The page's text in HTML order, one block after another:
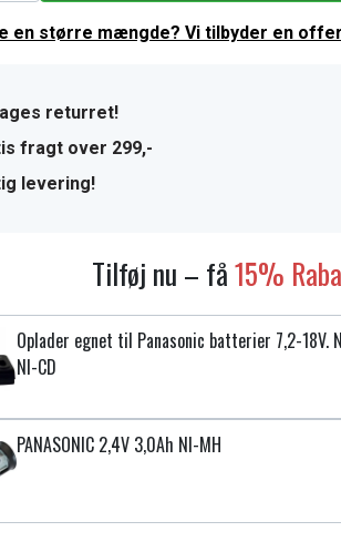
en større mængde? Vi tilbyder en
returret!
fragt over 299,-
levering!
Tilføj nu – få15%
Oplader egnet til Panasonic batterier 7,2-18V.
NI-CD
PANASONIC 2,4V 3,0Ah NI-MH